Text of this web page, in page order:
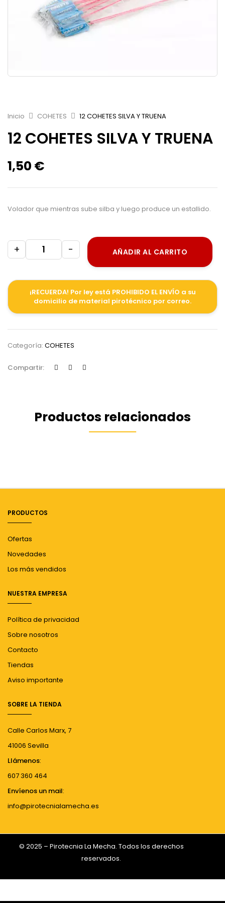
Inicio COHETES 12 COHETES SILVA Y TRUENA
12 COHETES SILVA Y TRUENA
1,50 €
Volador que mientras sube silba y luego produce un estallido.
+ - AÑADIR AL CARRITO
¡RECUERDA! Por ley está PROHIBIDO EL ENVÍO a su
domicilio de material pirotécnico por correo.
Categoría: COHETES
Compartir:
Productos relacionados
PRODUCTOS
Ofertas
Novedades
Los más vendidos
NUESTRA EMPRESA
Política de privacidad
Sobre nosotros
Contacto
Tiendas
Aviso importante
SOBRE LA TIENDA
Calle Carlos Marx, 7
41006 Sevilla
Llámenos:
607 360 464
Envíenos un mail:
info@pirotecnialamecha.es
© 2025 – Pirotecnia La Mecha. Todos los derechos
reservados.